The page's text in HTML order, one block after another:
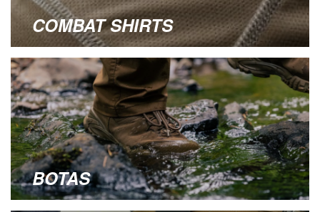
COMBAT SHIRTS
BOTAS